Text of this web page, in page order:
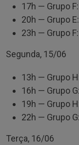
17h — Grupo
20h — Grupo
23h — Grupo
Segunda, 15/06
13h — Grupo
16h — Grupo
19h — Grupo
22h — Grupo
Terça, 16/06